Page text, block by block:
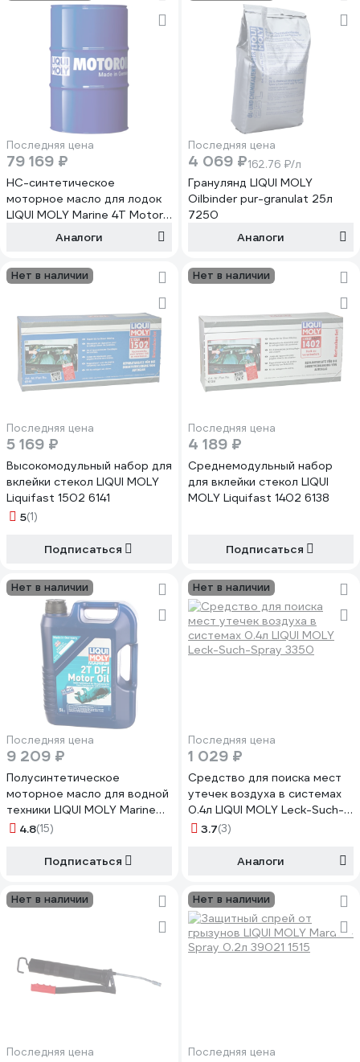
Последняя цена
79 169 ₽
НС-синтетическое
моторное масло для лодок
LIQUI MOLY Marine 4T Motor
Oil 10W-40 CI-4/SL A3/B4/E7,
Аналоги
Последняя цена
4 069 ₽162.76 ₽/л
Гранулянд LIQUI MOLY
Oilbinder pur-granulat 25л
7250
Аналоги
Нет в наличии
Последняя цена
5 169 ₽
Высокомодульный набор для
вклейки стекол LIQUI MOLY
Liquifast 1502 6141
5(1)
Подписаться
Нет в наличии
Последняя цена
4 189 ₽
Среднемодульный набор
для вклейки стекол LIQUI
MOLY Liquifast 1402 6138
Подписаться
Нет в наличии
Последняя цена
9 209 ₽
Полусинтетическое
моторное масло для водной
техники LIQUI MOLY Marine
2T DFI Motor Oil 5л 25063
4.8(15)
Подписаться
Нет в наличии
Последняя цена
1 029 ₽
Средство для поиска мест
утечек воздуха в системах
0.4л LIQUI MOLY Leck-Such-
Spray 3350
3.7(3)
Аналоги
Нет в наличии
Последняя цена
Нет в наличии
Последняя цена